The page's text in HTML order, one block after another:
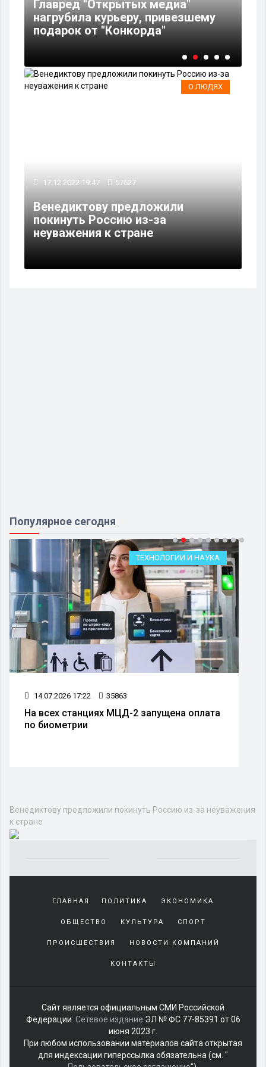
Главред "Открытых медиа"
нагрубила курьеру, привезшему
подарок от "Конкорда"
О ЛЮДЯХ
17.12.2022 19:47 57627
Венедиктову предложили
покинуть Россию из-за
неуважения к стране
Популярное сегодня
ТЕХНОЛОГИИ И НАУКА
14.07.2026 17:22 35863
На всех станциях МЦД-2 запущена оплата
по биометрии
Венедиктову предложили покинуть Россию из-за неуважения
к стране
sürekli
beraber
geçirerek
harcadığı
yakın
olan
arkadaşına
misafir
olarak
ГЛАВНАЯ ПОЛИТИКА ЭКОНОМИКА
ОБЩЕСТВО КУЛЬТУРА СПОРТ
ПРОИСШЕСТВИЯ НОВОСТИ КОМПАНИЙ
КОНТАКТЫ
Сайт является официальным СМИ Российской
Федерации: Сетевое издание ЭЛ № ФС 77-85391 от 06
июня 2023 г.
При любом использовании материалов сайта открытая
для индексации гиперссылка обязательна (см. "